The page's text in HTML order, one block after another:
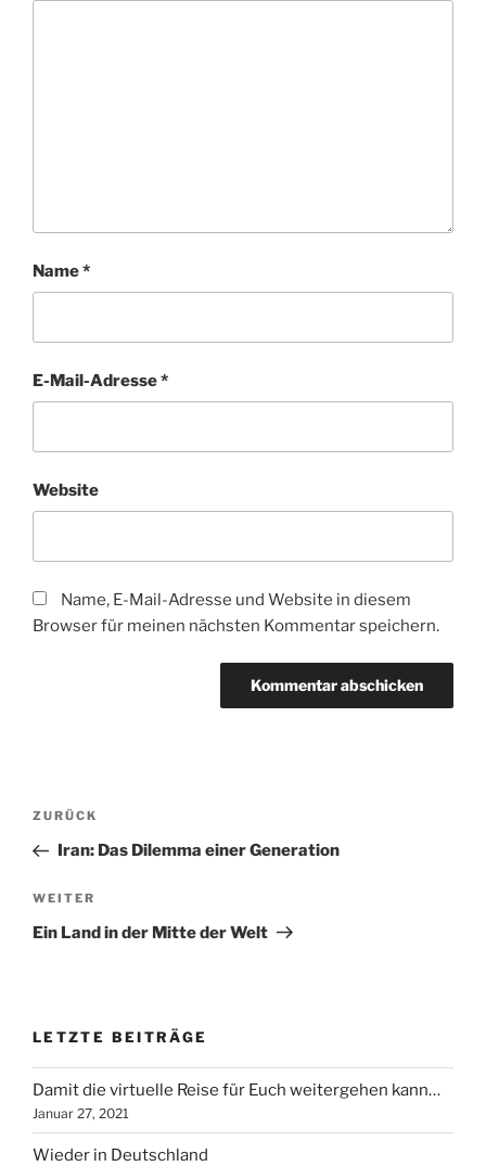
Name*
E-Mail-Adresse*
Website
Name, E-Mail-Adresse und Website in diesem
Browser für meinen nächsten Kommentar speichern.
Beitragsnavigation
Vorheriger
Beitrag
ZURÜCK
Iran: Das Dilemma einer Generation
Nächster
Beitrag
WEITER
Ein Land in der Mitte der Welt
LETZTE BEITRÄGE
Damit die virtuelle Reise für Euch weitergehen kann…
Januar 27, 2021
Wieder in Deutschland